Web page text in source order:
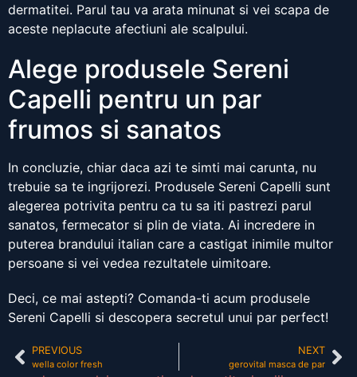
dermatitei. Parul tau va arata minunat si vei scapa de
aceste neplacute afectiuni ale scalpului.
Alege produsele Sereni
Capelli pentru un par
frumos si sanatos
In concluzie, chiar daca azi te simti mai carunta, nu
trebuie sa te ingrijorezi. Produsele Sereni Capelli sunt
alegerea potrivita pentru ca tu sa iti pastrezi parul
sanatos, fermecator si plin de viata. Ai incredere in
puterea brandului italian care a castigat inimile multor
persoane si vei vedea rezultatele uimitoare.
Deci, ce mai astepti? Comanda-ti acum produsele
Sereni Capelli si descopera secretul unui par perfect!
PREVIOUS
wella color fresh
NEXT
gerovital masca de par